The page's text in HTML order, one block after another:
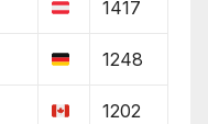
1417
1248
1202